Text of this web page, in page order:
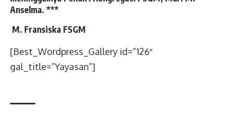
Anselma. ***
M. Fransiska FSGM
[Best_Wordpress_Gallery id=”126″
gal_title=”Yayasan”]